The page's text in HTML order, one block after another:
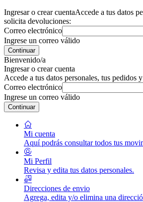
Ingresar o crear cuentaAccede a tus datos
solicita devoluciones:
Correo electrónico
Ingrese un correo válido
Continuar
Bienvenido/a
Ingresar o crear cuenta
Accede a tus datos personales, tus pedidos
Correo electrónico
Ingrese un correo válido
Continuar
Mi cuenta
Aquí podrás consultar todos tus
Mi Perfil
Revisa y edita tus datos personales.
Direcciones de envio
Agrega, edita y/o elimina una